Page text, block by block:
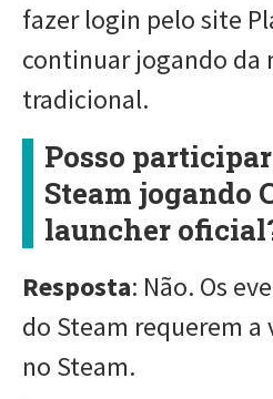
fazer login pelo site
continuar jogando da
tradicional.
Posso
Steam jogando
launcher
Resposta: Não. Os
do Steam requerem
no Steam.